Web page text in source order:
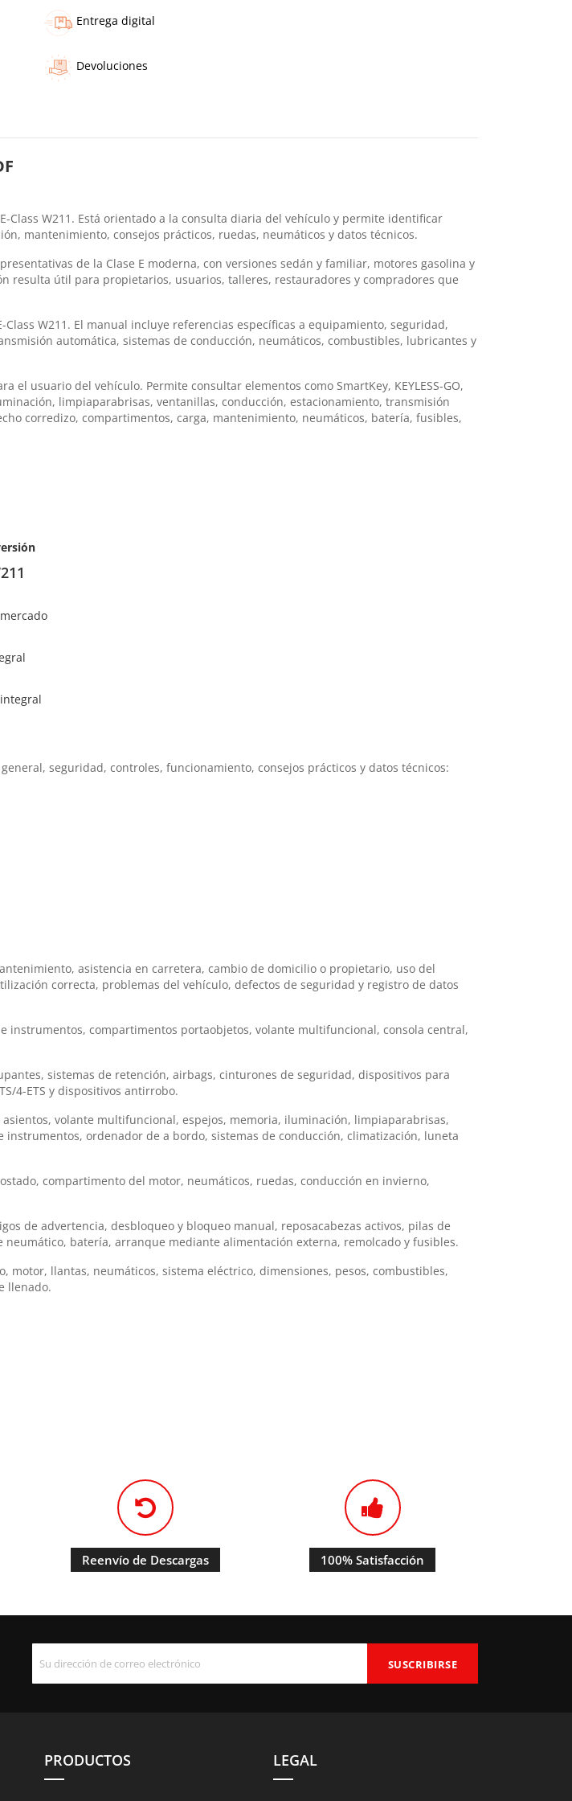
Entrega digital
Devoluciones
Class W211. Está orientado a la consulta diaria del vehículo y permite identificar
mantenimiento, consejos prácticos, ruedas, neumáticos y datos técnicos.
de la Clase E moderna, con versiones sedán y familiar, motores gasolina y
resulta útil para propietarios, usuarios, talleres, restauradores y compradores que
W211. El manual incluye referencias específicas a equipamiento, seguridad,
automática, sistemas de conducción, neumáticos, combustibles, lubricantes y
el usuario del vehículo. Permite consultar elementos como SmartKey, KEYLESS-GO,
limpiaparabrisas, ventanillas, conducción, estacionamiento, transmisión
corredizo, compartimentos, carga, mantenimiento, neumáticos, batería, fusibles,
seguridad, controles, funcionamiento, consejos prácticos y datos técnicos:
asistencia en carretera, cambio de domicilio o propietario, uso del
correcta, problemas del vehículo, defectos de seguridad y registro de datos
instrumentos, compartimentos portaobjetos, volante multifuncional, consola central,
sistemas de retención, airbags, cinturones de seguridad, dispositivos para
4-ETS y dispositivos antirrobo.
volante multifuncional, espejos, memoria, iluminación, limpiaparabrisas,
ordenador de a bordo, sistemas de conducción, climatización, luneta
compartimento del motor, neumáticos, ruedas, conducción en invierno,
de advertencia, desbloqueo y bloqueo manual, reposacabezas activos, pilas de
batería, arranque mediante alimentación externa, remolcado y fusibles.
motor, llantas, neumáticos, sistema eléctrico, dimensiones, pesos, combustibles,
llenado.
Reenvío de Descargas 100% Satisfacción
PRODUCTOS LEGAL